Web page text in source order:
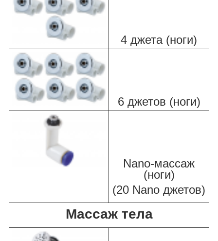
4 джета (ноги)
6 джетов (ноги)
Nano-массаж
(ноги)
(20 Nano джетов)
Массаж тела